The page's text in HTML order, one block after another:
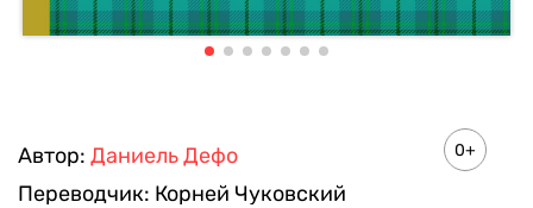
Автор: Даниель Дефо
Переводчик: Корней Чуковский
0+